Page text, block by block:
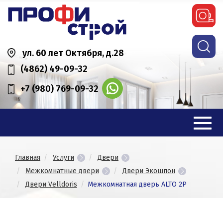
ул. 60 лет Октября, д.28
(4862) 49-09-32
+7 (980) 769-09-32
Главная Услуги
Двери
Межкомнатные двери
Двери Экошпон
Двери Velldoris
Межкомнатная дверь ALTO 2P